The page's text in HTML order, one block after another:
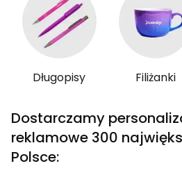
Długopisy Filiżanki
Dostarczamy
reklamowe 300
Polsce: